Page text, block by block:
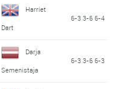
Harriet
Dart
6-3 3-6 6-4
Darja
Semenistaja
6-3 3-6 6-3